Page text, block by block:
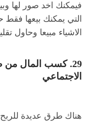
فيمكنك اخد صور لها
التي يمكنك بيعها
الاشياء مبيعا وحاول
29. كسب المال
الاجتماعي
هناك طرق عديدة